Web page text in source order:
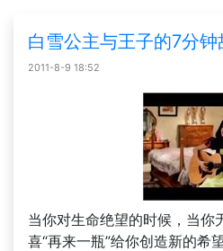
白雪公主与王子的7分钟
2011-8-9 18:52
当你对生命绝望的时候，当你
喜“再来一瓶”给你创造新的希